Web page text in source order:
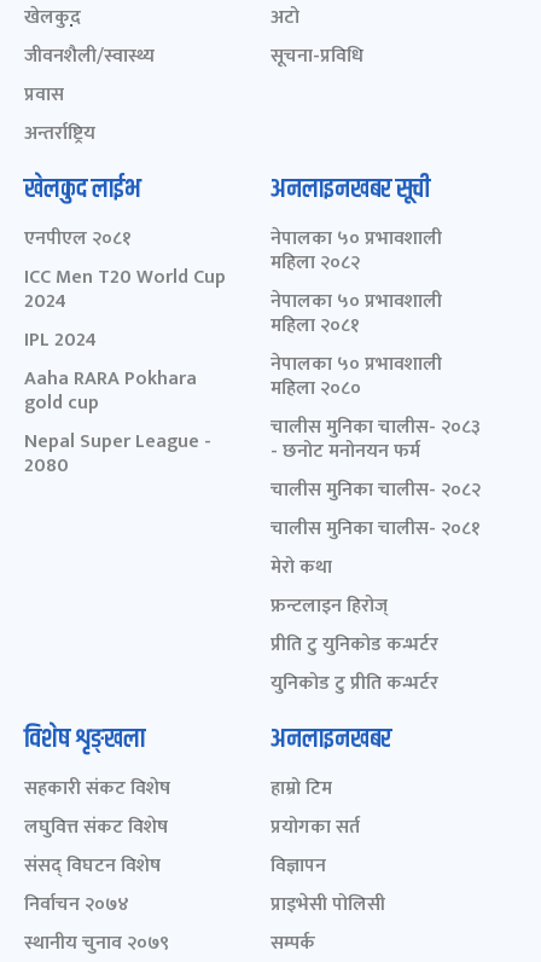
खेलकुद़़
जीवनशैली/स्वास्थ्य
प्रवास
अन्तर्राष्ट्रिय
अटो
सूचना-प्रविधि
खेलकुद लाईभ
एनपीएल २०८१
ICC Men T20 World Cup
2024
IPL 2024
Aaha RARA Pokhara
gold cup
Nepal Super League -
2080
अनलाइनखबर सूची
नेपालका ५० प्रभावशाली
महिला २०८२
नेपालका ५० प्रभावशाली
महिला २०८१
नेपालका ५० प्रभावशाली
महिला २०८०
चालीस मुनिका चालीस- २०८३
- छनोट मनोनयन फर्म
चालीस मुनिका चालीस- २०८२
चालीस मुनिका चालीस- २०८१
मेरो कथा
फ्रन्टलाइन हिरोज्
प्रीति टु युनिकोड कन्भर्टर
युनिकोड टु प्रीति कन्भर्टर
विशेष शृङ्खला
सहकारी संकट विशेष
लघुवित्त संकट विशेष
संसद् विघटन विशेष
निर्वाचन २०७४
स्थानीय चुनाव २०७९
अनलाइनखबर
हाम्रो टिम
प्रयोगका सर्त
विज्ञापन
प्राइभेसी पोलिसी
सम्पर्क